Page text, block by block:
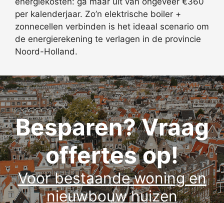
per kalenderjaar. Zo’n elektrische boiler +
zonnecellen verbinden is het ideaal scenario om
de energierekening te verlagen in de provincie
Noord-Holland.
Besparen? Vraag
offertes op!
Voor bestaande woning en
nieuwbouw huizen